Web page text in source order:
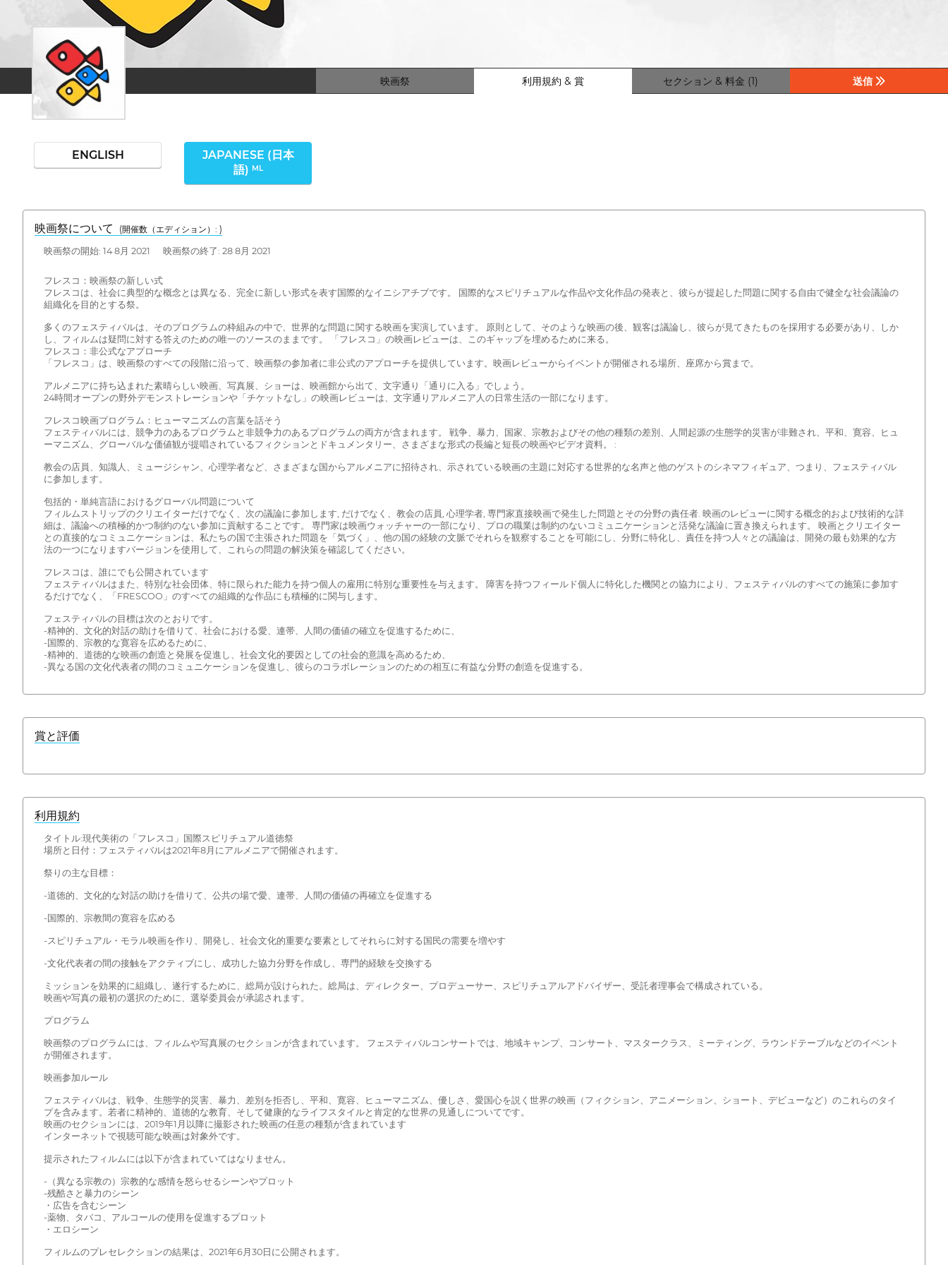
映画祭 利用規約 & 賞 セクション & 料金 (1) 送信
ENGLISH
JAPANESE (日本
語) ML
映画祭について (開催数（エディション）: )
映画祭の開始: 14 8月 2021 映画祭の終了: 28 8月 2021
フレスコ：映画祭の新しい式
フレスコは、社会に典型的な概念とは異なる、完全に新しい形式を表す国際的なイニシアチブです。 国際的なスピリチュアルな作品や文化作品の発表と、彼らが提起した問題に関する自由で健全な社会議論の
組織化を目的とする祭。
多くのフェスティバルは、そのプログラムの枠組みの中で、世界的な問題に関する映画を実演しています。 原則として、そのような映画の後、観客は議論し、彼らが見てきたものを採用する必要があり、しか
し、フィルムは疑問に対する答えのための唯一のソースのままです。 「フレスコ」の映画レビューは、このギャップを埋めるために来る。
フレスコ：非公式なアプローチ
「フレスコ」は、映画祭のすべての段階に沿って、映画祭の参加者に非公式のアプローチを提供しています。映画レビューからイベントが開催される場所、座席から賞まで。
アルメニアに持ち込まれた素晴らしい映画、写真展、ショーは、映画館から出て、文字通り「通りに入る」でしょう。
24時間オープンの野外デモンストレーションや「チケットなし」の映画レビューは、文字通りアルメニア人の日常生活の一部になります。
フレスコ映画プログラム：ヒューマニズムの言葉を話そう
フェスティバルには、競争力のあるプログラムと非競争力のあるプログラムの両方が含まれます。 戦争、暴力、国家、宗教およびその他の種類の差別、人間起源の生態学的災害が非難され、平和、寛容、ヒュ
ーマニズム、グローバルな価値観が提唱されているフィクションとドキュメンタリー、さまざまな形式の長編と短長の映画やビデオ資料。 :
教会の店員、知識人、ミュージシャン、心理学者など、さまざまな国からアルメニアに招待され、示されている映画の主題に対応する世界的な名声と他のゲストのシネマフィギュア、つまり、フェスティバル
に参加します。
包括的・単純言語におけるグローバル問題について
フィルムストリップのクリエイターだけでなく、次の議論に参加します, だけでなく、教会の店員, 心理学者, 専門家直接映画で発生した問題とその分野の責任者. 映画のレビューに関する概念的および技術的な詳
細は、議論への積極的かつ制約のない参加に貢献することです。 専門家は映画ウォッチャーの一部になり、プロの職業は制約のないコミュニケーションと活発な議論に置き換えられます。 映画とクリエイター
との直接的なコミュニケーションは、私たちの国で主張された問題を「気づく」、他の国の経験の文脈でそれらを観察することを可能にし、分野に特化し、責任を持つ人々との議論は、開発の最も効果的な方
法の一つになりますバージョンを使用して、これらの問題の解決策を確認してください。
フレスコは、誰にでも公開されています
フェスティバルはまた、特別な社会団体、特に限られた能力を持つ個人の雇用に特別な重要性を与えます。 障害を持つフィールド個人に特化した機関との協力により、フェスティバルのすべての施策に参加す
るだけでなく、「FRESCOO」のすべての組織的な作品にも積極的に関与します。
フェスティバルの目標は次のとおりです。
-精神的、文化的対話の助けを借りて、社会における愛、連帯、人間の価値の確立を促進するために、
-国際的、宗教的な寛容を広めるために、
-精神的、道徳的な映画の創造と発展を促進し、社会文化的要因としての社会的意識を高めるため、
-異なる国の文化代表者の間のコミュニケーションを促進し、彼らのコラボレーションのための相互に有益な分野の創造を促進する。
賞と評価
利用規約
タイトル:現代美術の「フレスコ」国際スピリチュアル道徳祭
場所と日付：フェスティバルは2021年8月にアルメニアで開催されます。
祭りの主な目標：
-道徳的、文化的な対話の助けを借りて、公共の場で愛、連帯、人間の価値の再確立を促進する
-国際的、宗教間の寛容を広める
-スピリチュアル・モラル映画を作り、開発し、社会文化的重要な要素としてそれらに対する国民の需要を増やす
-文化代表者の間の接触をアクティブにし、成功した協力分野を作成し、専門的経験を交換する
ミッションを効果的に組織し、遂行するために、総局が設けられた。総局は、ディレクター、プロデューサー、スピリチュアルアドバイザー、受託者理事会で構成されている。
映画や写真の最初の選択のために、選挙委員会が承認されます。
プログラム
映画祭のプログラムには、フィルムや写真展のセクションが含まれています。 フェスティバルコンサートでは、地域キャンプ、コンサート、マスタークラス、ミーティング、ラウンドテーブルなどのイベント
が開催されます。
映画参加ルール
フェスティバルは、戦争、生態学的災害、暴力、差別を拒否し、平和、寛容、ヒューマニズム、優しさ、愛国心を説く世界の映画（フィクション、アニメーション、ショート、デビューなど）のこれらのタイ
プを含みます。若者に精神的、道徳的な教育、そして健康的なライフスタイルと肯定的な世界の見通しについてです。
映画のセクションには、2019年1月以降に撮影された映画の任意の種類が含まれています
インターネットで視聴可能な映画は対象外です。
提示されたフィルムには以下が含まれていてはなりません。
-（異なる宗教の）宗教的な感情を怒らせるシーンやプロット
-残酷さと暴力のシーン
・広告を含むシーン
-薬物、タバコ、アルコールの使用を促進するプロット
・エロシーン
フィルムのプレセレクションの結果は、2021年6月30日に公開されます。